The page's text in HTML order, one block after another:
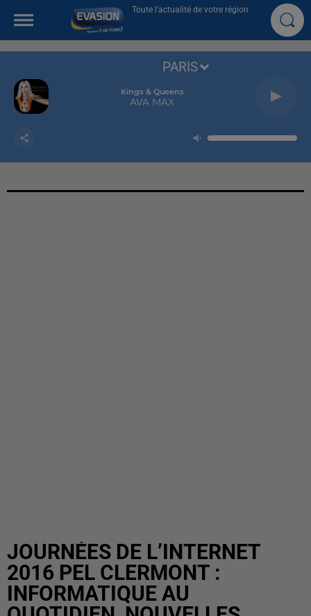
Toute l'actualité de votre région
Kings & Queens
AVA MAX
PARIS
JOURNÉES DE L’INTERNET
2016 PEL CLERMONT :
INFORMATIQUE AU